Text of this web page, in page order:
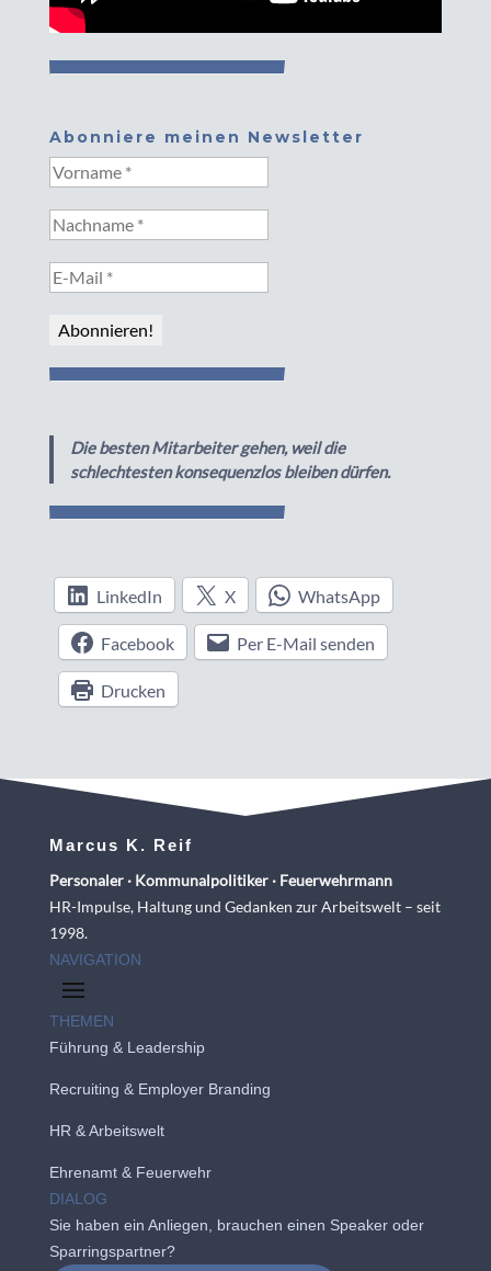
Abonniere meinen Newsletter
Die besten Mitarbeiter gehen, weil die
schlechtesten konsequenzlos bleiben dürfen.
LinkedIn X WhatsApp
Facebook Per E-Mail senden
Drucken
Marcus K. Reif
Personaler · Kommunalpolitiker · Feuerwehrmann
HR-Impulse, Haltung und Gedanken zur Arbeitswelt – seit
1998.
NAVIGATION
THEMEN
Führung & Leadership
Recruiting & Employer Branding
HR & Arbeitswelt
Ehrenamt & Feuerwehr
DIALOG
Sie haben ein Anliegen, brauchen einen Speaker oder
Sparringspartner?